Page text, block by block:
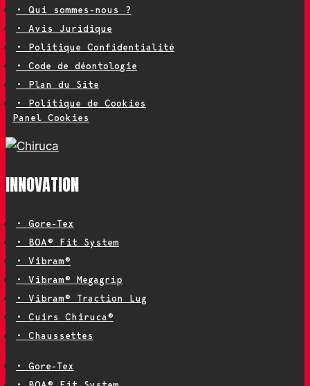
• Qui sommes-nous ?
• Avis Juridique
• Politique Confidentialité
• Code de déontologie
• Plan du Site
• Politique de Cookies
Panel Cookies
INNOVATION
• Gore-Tex
• BOA® Fit System
• Vibram®
• Vibram® Megagrip
• Vibram® Traction Lug
• Cuirs Chiruca®
• Chaussettes
• Gore-Tex